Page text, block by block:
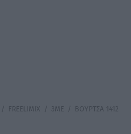
/ FREELIMIX / 3ME /
ΒΟΥΡΤΣΑ 1412